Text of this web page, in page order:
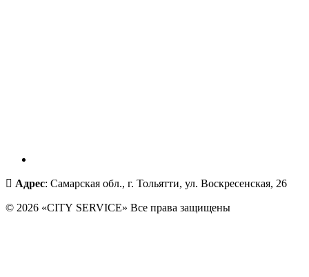
Адрес: Самарская обл., г. Тольятти, ул. Воскресенская, 26
© 2026 «CITY SERVICE» Все права защищены